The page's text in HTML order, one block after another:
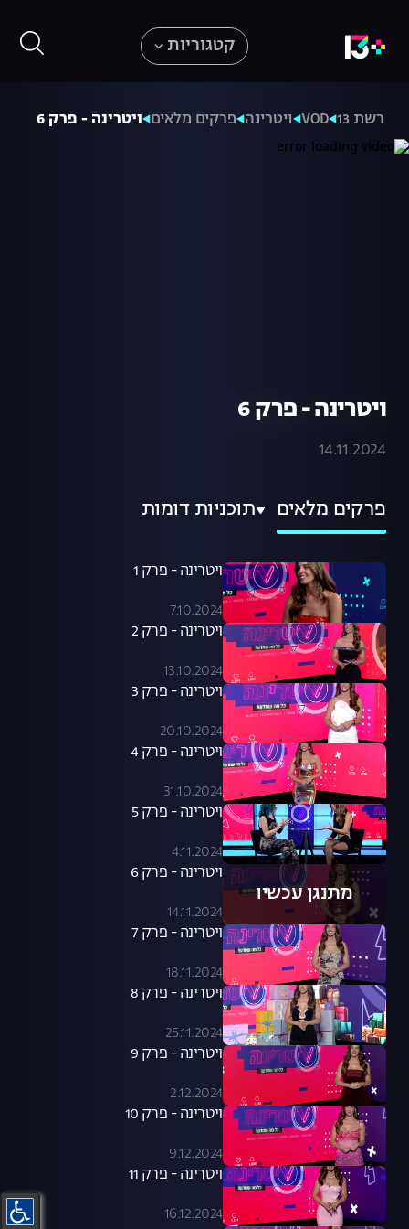
קטגוריות
רשת 13 VOD ויטרינה פרקים מלאים ויטרינה - פרק 6
ויטרינה - פרק 6
14.11.2024
פרקים מלאים תוכניות דומות
ויטרינה - פרק 1
7.10.2024
ויטרינה - פרק 2
13.10.2024
ויטרינה - פרק 3
20.10.2024
ויטרינה - פרק 4
31.10.2024
ויטרינה - פרק 5
4.11.2024
מתנגן עכשיו
ויטרינה - פרק 6
14.11.2024
ויטרינה - פרק 7
18.11.2024
ויטרינה - פרק 8
25.11.2024
ויטרינה - פרק 9
2.12.2024
ויטרינה - פרק 10
9.12.2024
ויטרינה - פרק 11
16.12.2024